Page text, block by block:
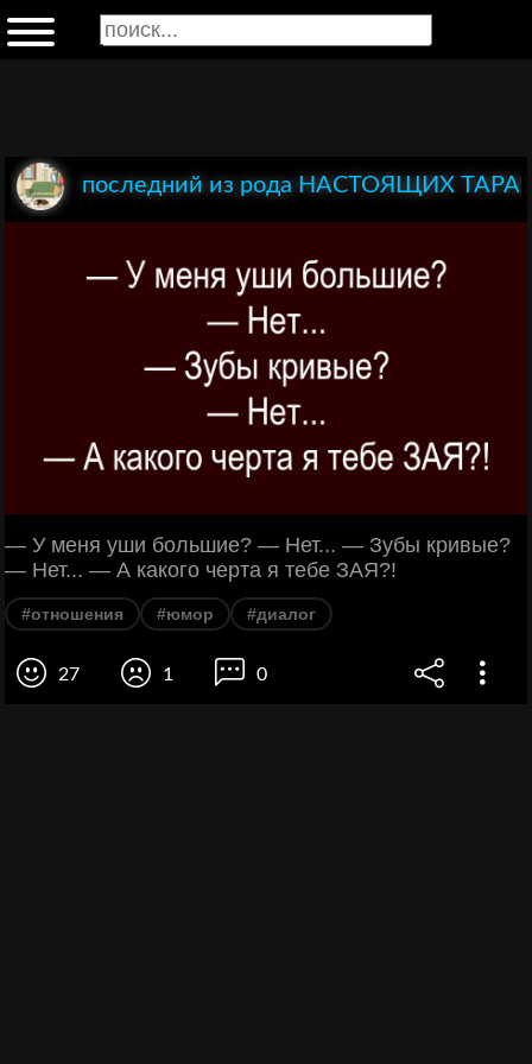
последний из рода НАСТОЯЩИХ
— У меня уши большие? — Нет... — Зубы кривые?
— Нет... — А какого черта я тебе ЗАЯ?!
#отношения #юмор #диалог
27 1 0